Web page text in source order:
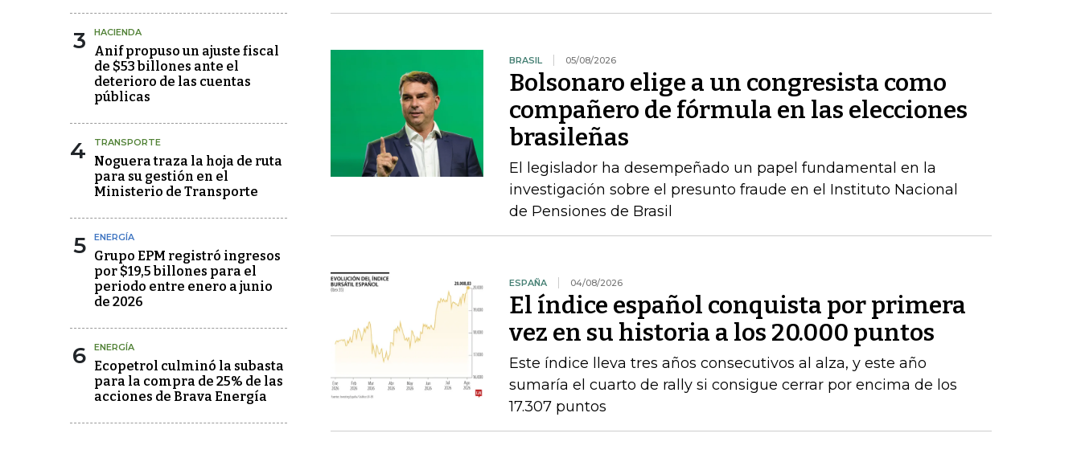
3 HACIENDA
Anif propuso un ajuste fiscal
de $53 billones ante el
deterioro de las cuentas
públicas
4 TRANSPORTE
Noguera traza la hoja de ruta
para su gestión en el
Ministerio de Transporte
5 ENERGÍA
Grupo EPM registró ingresos
por $19,5 billones para el
periodo entre enero a junio
de 2026
6 ENERGÍA
Ecopetrol culminó la subasta
para la compra de 25% de las
acciones de Brava Energía
BRASIL 05/08/2026
Bolsonaro elige a un congresista como
compañero de fórmula en las elecciones
brasileñas
El legislador ha desempeñado un papel fundamental en la
investigación sobre el presunto fraude en el Instituto Nacional
de Pensiones de Brasil
ESPAÑA 04/08/2026
El índice español conquista por primera
vez en su historia a los 20.000 puntos
Este índice lleva tres años consecutivos al alza, y este año
sumaría el cuarto de rally si consigue cerrar por encima de los
17.307 puntos